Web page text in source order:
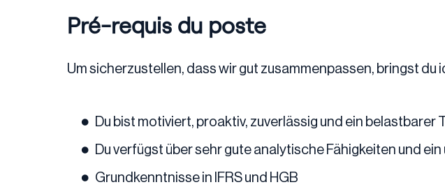
Pré-requis du poste
Um sicherzustellen, dass wir gut zusammenpassen, bringst du
Du bist motiviert, proaktiv, zuverlässig und ein belastbarer
Du verfügst über sehr gute analytische Fähigkeiten und
Grundkenntnisse in IFRS und HGB